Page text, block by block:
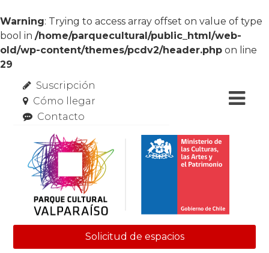
Warning: Trying to access array offset on value of type
bool in /home/parquecultural/public_html/web-
old/wp-content/themes/pcdv2/header.php on line
29
Suscripción
Cómo llegar
Contacto
Solicitud de espacios